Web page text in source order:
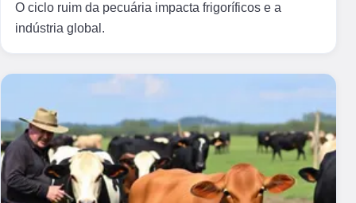
O ciclo ruim da pecuária impacta frigoríficos e a
indústria global.